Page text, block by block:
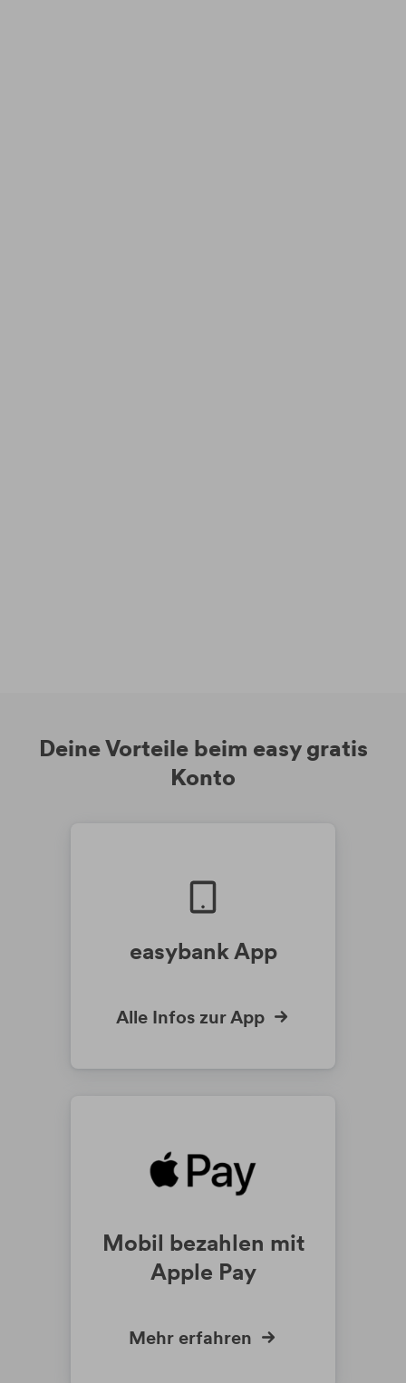
Deine Vorteile beim easy gratis
Konto
easybank App
Alle Infos zur App
Mobil bezahlen mit
Apple Pay
Mehr erfahren